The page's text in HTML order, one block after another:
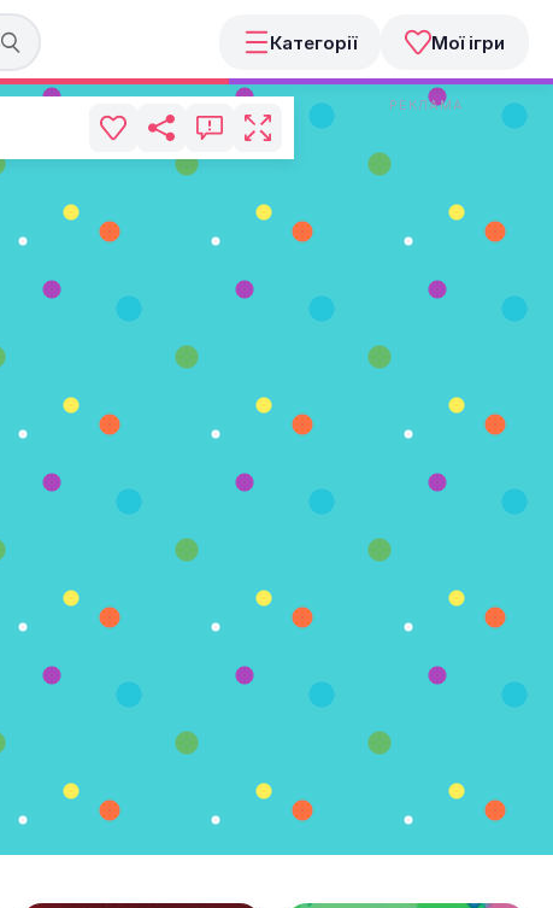
Категорії Мої ігри
РЕКЛАМА